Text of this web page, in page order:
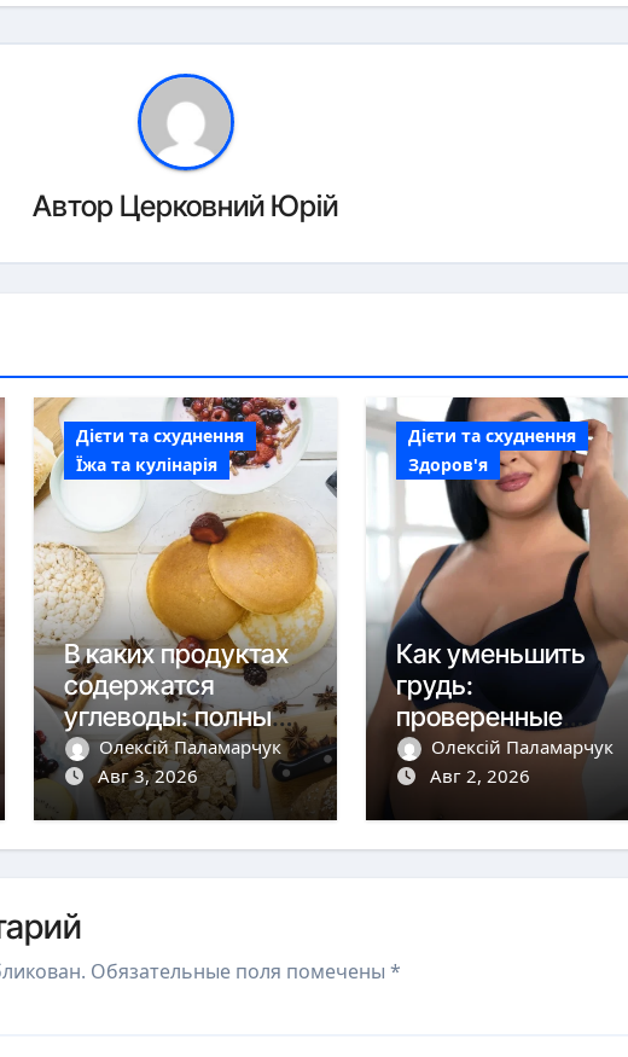
Автор Церковний Юрій
Дієти та схуднення
Їжа та кулінарія
В каких продуктах
содержатся
углеводы: полный
гид по источникам
энергии
Олексій Паламарчук
Авг 3, 2026
Дієти та схуднення
Здоров'я
Как уменьшить
грудь:
проверенные
методы для
комфорта и
Олексій Паламарчук
Авг 2, 2026
Обязательные поля помечены *